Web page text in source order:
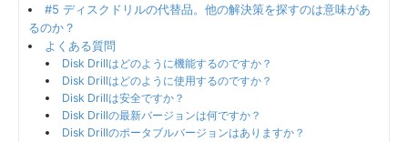
#5 ディスクドリルの代替品。他の解決策を探すのは意味があ
るのか？
よくある質問
Disk Drillはどのように機能するのですか？
Disk Drillはどのように使用するのですか？
Disk Drillは安全ですか？
Disk Drillの最新バージョンは何ですか？
Disk Drillのポータブルバージョンはありますか？